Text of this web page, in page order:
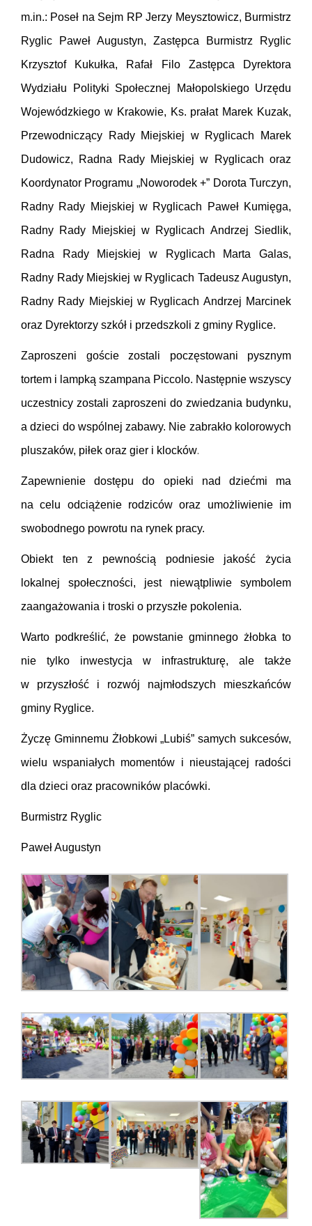
m.in.: Poseł na Sejm RP Jerzy Meysztowicz, Burmistrz
Ryglic Paweł Augustyn, Zastępca Burmistrz Ryglic
Krzysztof Kukułka, Rafał Filo Zastępca Dyrektora
Wydziału Polityki Społecznej Małopolskiego Urzędu
Wojewódzkiego w Krakowie, Ks. prałat Marek Kuzak,
Przewodniczący Rady Miejskiej w Ryglicach Marek
Dudowicz, Radna Rady Miejskiej w Ryglicach oraz
Koordynator Programu „Noworodek +” Dorota Turczyn,
Radny Rady Miejskiej w Ryglicach Paweł Kumięga,
Radny Rady Miejskiej w Ryglicach Andrzej Siedlik,
Radna Rady Miejskiej w Ryglicach Marta Galas,
Radny Rady Miejskiej w Ryglicach Tadeusz Augustyn,
Radny Rady Miejskiej w Ryglicach Andrzej Marcinek
oraz Dyrektorzy szkół i przedszkoli z gminy Ryglice.
Zaproszeni goście zostali poczęstowani pysznym
tortem i lampką szampana Piccolo. Następnie wszyscy
uczestnicy zostali zaproszeni do zwiedzania budynku,
a dzieci do wspólnej zabawy. Nie zabrakło kolorowych
pluszaków, piłek oraz gier i klocków.
Zapewnienie dostępu do opieki nad dziećmi ma
na celu odciążenie rodziców oraz umożliwienie im
swobodnego powrotu na rynek pracy.
Obiekt ten z pewnością podniesie jakość życia
lokalnej społeczności, jest niewątpliwie symbolem
zaangażowania i troski o przyszłe pokolenia.
Warto podkreślić, że powstanie gminnego żłobka to
nie tylko inwestycja w infrastrukturę, ale także
w przyszłość i rozwój najmłodszych mieszkańców
gminy Ryglice.
Życzę Gminnemu Żłobkowi „Lubiś” samych sukcesów,
wielu wspaniałych momentów i nieustającej radości
dla dzieci oraz pracowników placówki.
Burmistrz Ryglic
Paweł Augustyn